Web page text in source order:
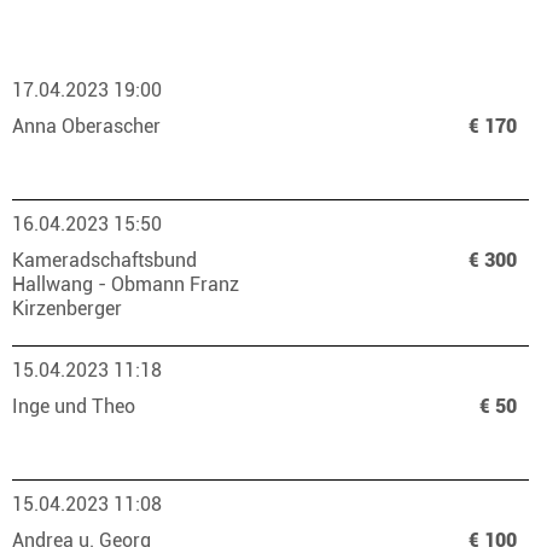
17.04.2023 19:00
Anna Oberascher
€ 170
16.04.2023 15:50
Kameradschaftsbund
Hallwang - Obmann Franz
Kirzenberger
€ 300
15.04.2023 11:18
Inge und Theo
€ 50
15.04.2023 11:08
Andrea u. Georg
€ 100